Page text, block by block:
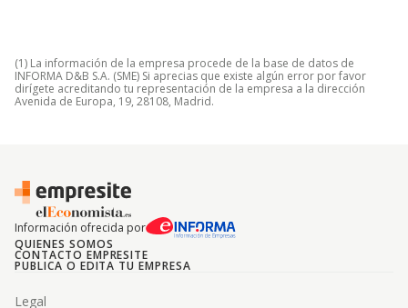
(1) La información de la empresa procede de la base de datos de
INFORMA D&B S.A. (SME) Si aprecias que existe algún error por favor
dirígete acreditando tu representación de la empresa a la dirección
Avenida de Europa, 19, 28108, Madrid.
Información ofrecida por
QUIENES SOMOS
CONTACTO EMPRESITE
PUBLICA O EDITA TU EMPRESA
Legal